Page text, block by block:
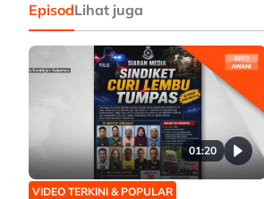
EpisodLihat juga
01:20
VIDEO TERKINI & POPULAR